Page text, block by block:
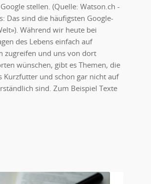
stellen. (Quelle: Watson.ch -
Das sind die häufigsten Google-
Während wir heute bei
des Lebens einfach auf
zugreifen und uns von dort
wünschen, gibt es Themen, die
Kurzfutter und schon gar nicht auf
sind. Zum Beispiel Texte